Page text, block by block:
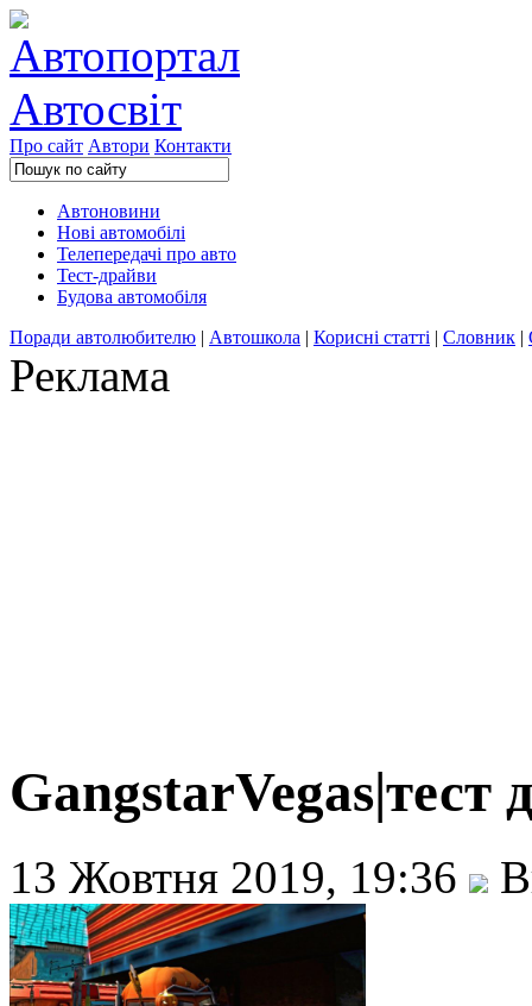
Про сайт Автори Контакти
Автоновини
Нові автомобілі
Телепередачі про авто
Тест-драйви
Будова автомобіля
Поради автолюбителю | Автошкола | Корисні статті | Словник |
Реклама
13 Жовтня 2019, 19:36